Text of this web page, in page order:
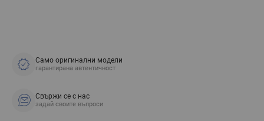
Само оригинални модели
гарантирана автентичност
Свържи се с нас
задай своите въпроси